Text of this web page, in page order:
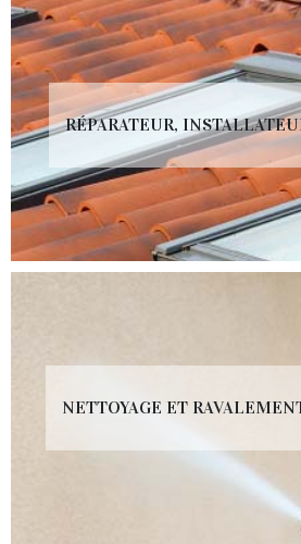
RÉPARATEUR,
NETTOYAGE ET